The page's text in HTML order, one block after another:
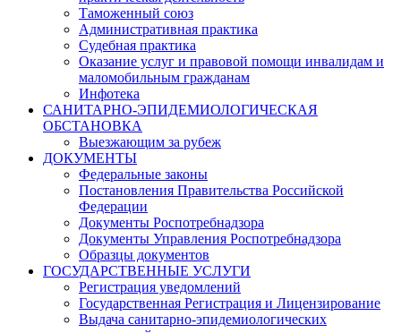
Таможенный союз
Административная практика
Судебная практика
Оказание услуг и правовой помощи инвалидам и
маломобильным гражданам
Инфотека
САНИТАРНО-ЭПИДЕМИОЛОГИЧЕСКАЯ
ОБСТАНОВКА
Выезжающим за рубеж
ДОКУМЕНТЫ
Федеральные законы
Постановления Правительства Российской
Федерации
Документы Роспотребнадзора
Документы Управления Роспотребнадзора
Образцы документов
ГОСУДАРСТВЕННЫЕ УСЛУГИ
Регистрация уведомлений
Государственная Регистрация и Лицензирование
Выдача санитарно-эпидемиологических